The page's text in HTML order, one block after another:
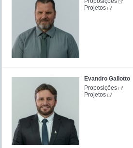
Projetos
Evandro Galiotto
Proposições
Projetos